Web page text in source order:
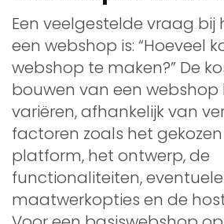
Een veelgestelde vraag bij
een webshop is: “Hoeveel
webshop te maken?” De
bouwen van een webshop
variëren, afhankelijk van
factoren zoals het
platform, het ontwerp, de
functionaliteiten, eventuele
maatwerkopties en de